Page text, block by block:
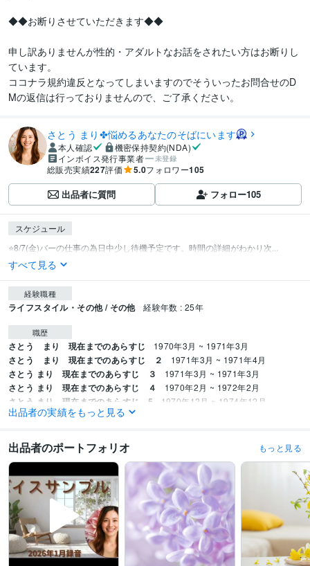
◆◆お断りさせていただきます◆◆
申し訳ありませんが性的・アダルトなお話をされたい方はお断りし
ています。
ココナラ規約違反となってしまいますのでそういったお問合せのD
Mの返信は行っておりませんので、ご了承ください。
さとう まり✤悩めるあなたのそばにいます
本人確認
機密保持契約(NDA)
インボイス発行事業者
未登録
総販売実績227評価 5.0フォロワー105
出品者に質問 フォロー105
スケジュール
⭐️8/7(金)バーの仕事の為日中少し待機予定です。時間の詳細がわかり次...
すべて見る
経験職種
ライフスタイル・その他 / その他 経験年数 : 25年
職歴
さとう まり 現在までのあらすじ 1970年3月 ~ 1971年3月
さとう まり 現在までのあらすじ ２ 1971年3月 ~ 1971年4月
さとう まり 現在までのあらすじ ３ 1971年3月 ~ 1971年3月
さとう まり 現在までのあらすじ ４ 1970年2月 ~ 1972年2月
さとう まり 現在までのあらすじ 5 1970年12月 ~ 1974年12月
さとう まり 現在までのあらすじ 6
受賞歴
某リキュールメーカー　カクテルコンペティション 　上位入賞
某バーテン
ダー組織　カクテルコンペティション　上位入賞
某都市主催　カクテルコ
ンペティション　上位入賞 某地域　吹奏楽コンクール　銀賞
催　カクテルコンペティション　上位入賞
ココナラ アカウントだけ作成す
る ココナラ やっと少しずつ動きはじめる 子供のいじめ被害に真剣に向き
合う 子供が学校で暴力をふるわれる被害にあい寄り添う
経営するバーの1
〇周年イベント 大盛況 子供の夏休み終わり間近の不眠症状に直面する コ
コナラシルバーランクに昇格　ありがとうございます✨ ココナラゴールド
出品者の実績をもっと見る
出品者のポートフォリオ もっと見る